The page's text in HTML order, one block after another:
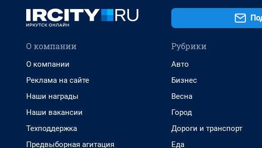
О компании
О компании
Реклама на сайте
Наши награды
Наши вакансии
Техподдержка
Предвыборная агитация
Рубрики
Авто
Бизнес
Весна
Город
Дороги и транспорт
Еда